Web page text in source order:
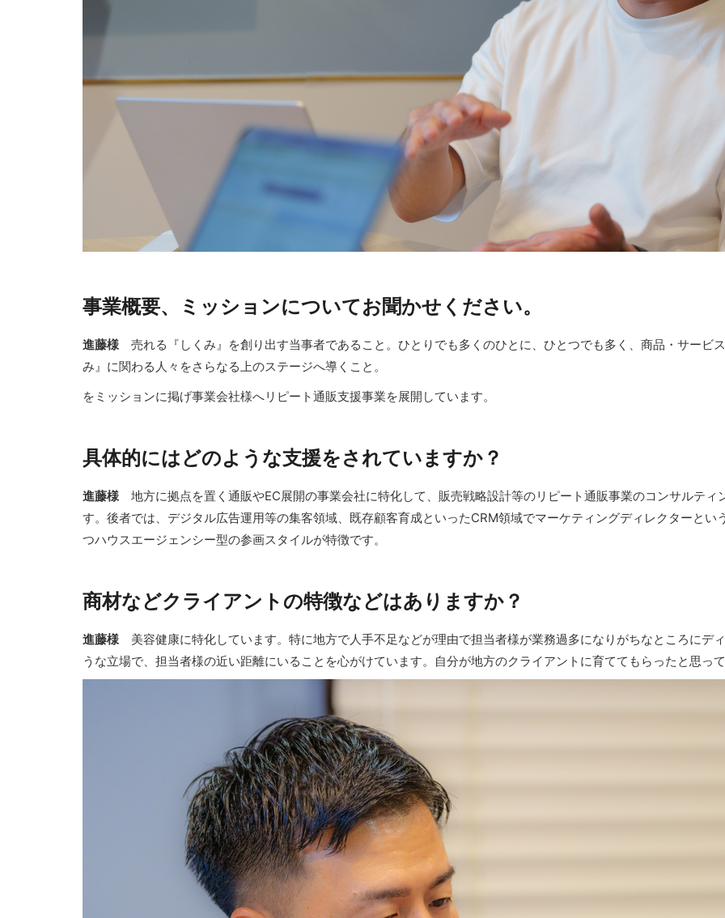
事業概要、ミッションについてお聞かせください。
進藤様売れる『しくみ』を創り出す当事者であること。ひとりでも多くのひとに、ひとつでも多く、商品・サービ
み』に関わる人々をさらなる上のステージへ導くこと。
をミッションに掲げ事業会社様へリピート通販支援事業を展開しています。
具体的にはどのような支援をされていますか？
進藤様地方に拠点を置く通販やEC展開の事業会社に特化して、販売戦略設計等のリピート通販事業のコンサルティ
す。後者では、デジタル広告運用等の集客領域、既存顧客育成といったCRM領域でマーケティングディレクターと
つハウスエージェンシー型の参画スタイルが特徴です。
商材などクライアントの特徴などはありますか？
進藤様美容健康に特化しています。特に地方で人手不足などが理由で担当者様が業務過多になりがちなところにデ
うな立場で、担当者様の近い距離にいることを心がけています。自分が地方のクライアントに育ててもらったと思っ